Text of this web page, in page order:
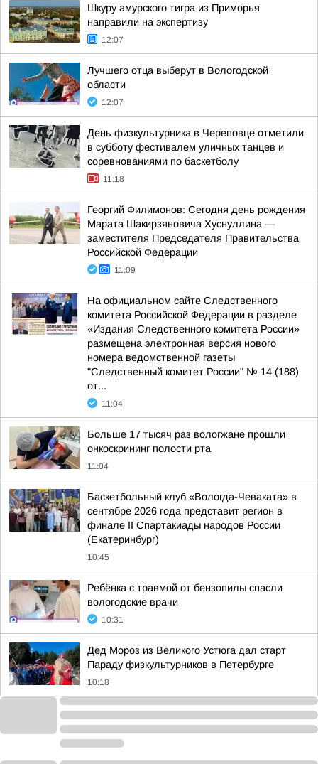
Шкуру амурского тигра из Приморья
направили на экспертизу
12:07
Лучшего отца выберут в Вологодской
области
12:07
День физкультурника в Череповце отметили
в субботу фестивалем уличных танцев и
соревнованиями по баскетболу
11:18
Георгий Филимонов: Сегодня день рождения
Марата Шакирзяновича Хуснуллина —
заместителя Председателя Правительства
Российской Федерации
11:09
На официальном сайте Следственного
комитета Российской Федерации в разделе
«Издания Следственного комитета России»
размещена электронная версия нового
номера ведомственной газеты
"Следственный комитет России" № 14 (188)
от...
11:04
Больше 17 тысяч раз вологжане прошли
онкоскрининг полости рта
11:04
Баскетбольный клуб «Вологда-Чеваката» в
сентябре 2026 года представит регион в
финале II Спартакиады народов России
(Екатеринбург)
10:45
Ребёнка с травмой от бензопилы спасли
вологодские врачи
10:31
Дед Мороз из Великого Устюга дал старт
Параду физкультурников в Петербурге
10:18